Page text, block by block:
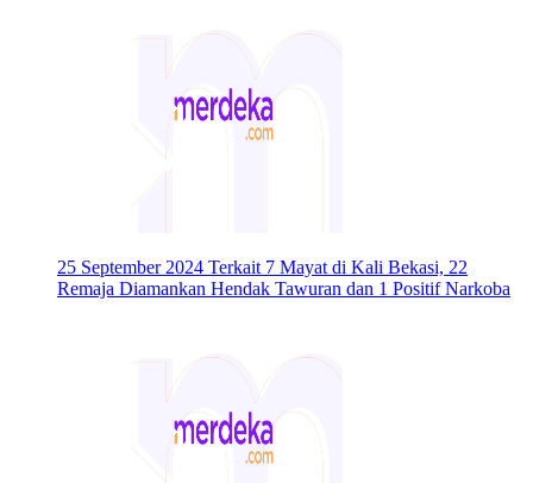
25 September 2024 Terkait 7 Mayat di Kali Bekasi, 22
Remaja Diamankan Hendak Tawuran dan 1 Positif Narkoba